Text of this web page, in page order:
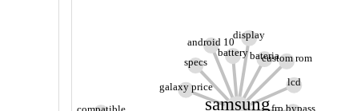
samsung
lcd
specs
bateria
battery
display
custom rom
android 10
galaxy price